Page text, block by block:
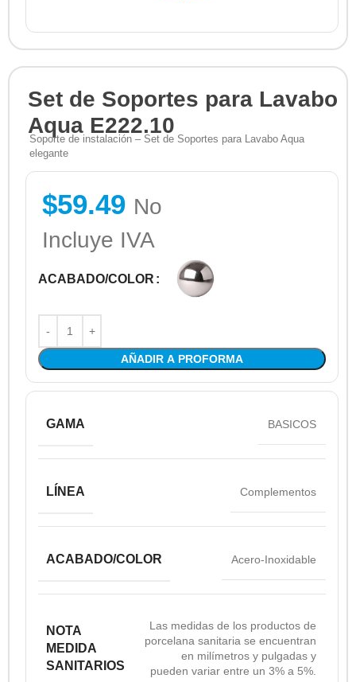
Set de Soportes para Lavabo
Aqua E222.10
Soporte de instalación – Set de Soportes para Lavabo Aqua
elegante
$59.49 No
Incluye IVA
ACABADO/COLOR
AÑADIR A PROFORMA
GAMA BASICOS
LÍNEA Complementos
ACABADO/COLOR Acero-Inoxidable
NOTA
MEDIDA
SANITARIOS
Las medidas de los productos de
porcelana sanitaria se encuentran
en milímetros y pulgadas y
pueden variar entre un 3% a 5%.